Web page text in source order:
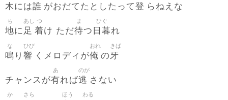
木には誰 がおだてたとしたって登 らねえな
地
ち
に 足
あし
着
つ
け ただ待
ま
つ 日暮
ひぐ
れ
鳴
な
り 響
ひび
くメロディが俺
おれ
の牙
きば
チャンスが有
あ
れば逃
のが
さない
か さら ほう わる